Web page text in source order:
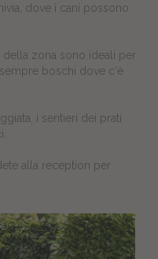
dove i cani possono
zona sono ideali per
boschi dove c'è
i sentieri dei prati
alla reception per